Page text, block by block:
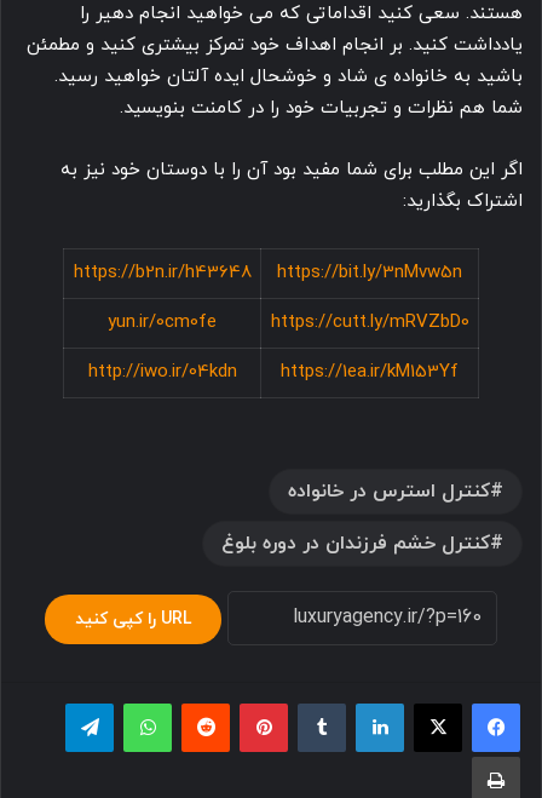
هستند. سعی کنید اقداماتی که می خواهید انجام دهیر را
یادداشت کنید. بر انجام اهداف خود تمرکز بیشتری کنید و مطمئن
باشید به خانواده ی شاد و خوشحال ایده آلتان خواهید رسید.
شما هم نظرات و تجربیات خود را در کامنت بنویسید.
اگر این مطلب برای شما مفید بود آن را با دوستان خود نیز به
اشتراک بگذارید:
https://bit.ly/3nMvw5n
https://b2n.ir/h43648
https://cutt.ly/mRVZbD0
yun.ir/0cm0fe
https://1ea.ir/kM153Yf
http://iwo.ir/04kdn
کنترل استرس در خانواده
کنترل خشم فرزندان در دوره بلوغ
URL را کپی کنید
لینکدین ‫تامبلر پینترست‫رددیت واتس آپ تلگرام
چاپ